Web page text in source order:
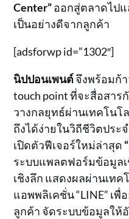
Center”ออกสู่ตลาดไป
เป็นอย่างดีจากลูกค้า
[adsforwp id=”1302″]
นิปปอนเพนต์จึงพร้อมก้
touch point ที่จะสื่อสา
วางกลยุทธ์ผ่านเทคโนโ
ถึงได้ง่ายในวิถีชีวิตปร
เปิดตัวฟีเจอร์ใหม่ล่าสุด
ระบบแพลตฟอร์มข้อมูล
เชิงลึก แสดงผลผ่านเท
แอพพลิเคชั่น “LINE” เ
ลูกค้า จัดระบบข้อมูลให้